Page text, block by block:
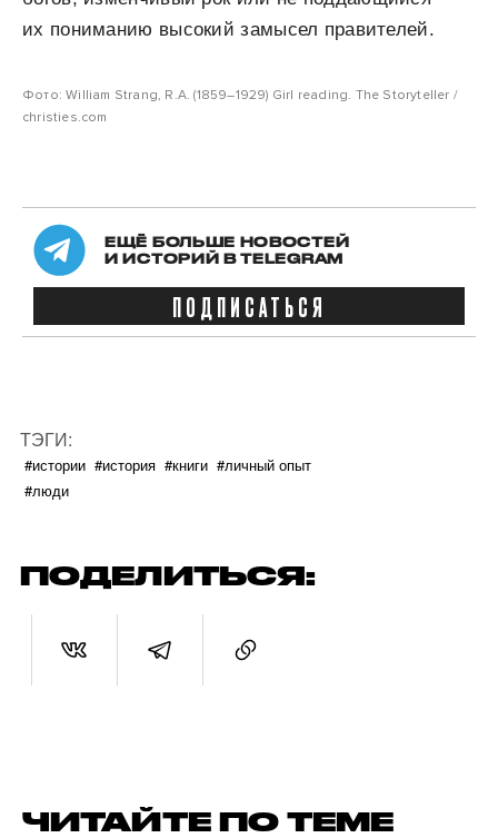
их пониманию высокий замысел правителей.
Фото: William Strang, R.A. (1859–1929) Girl reading. The Storyteller /
christies.com
ЕЩЁ БОЛЬШЕ НОВОСТЕЙ
И ИСТОРИЙ В TELEGRAM
ПОДПИСАТЬСЯ
ТЭГИ:
#истории #история #книги #личный опыт
#люди
ПОДЕЛИТЬСЯ:
ЧИТАЙТЕ ПО ТЕМЕ